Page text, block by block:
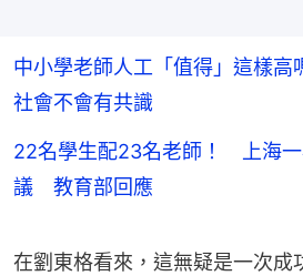
中小學老師人工「值得」這樣高
社會不會有共識
22名學生配23名老師！ 上海一
議 教育部回應
在劉東格看來，這無疑是一次成